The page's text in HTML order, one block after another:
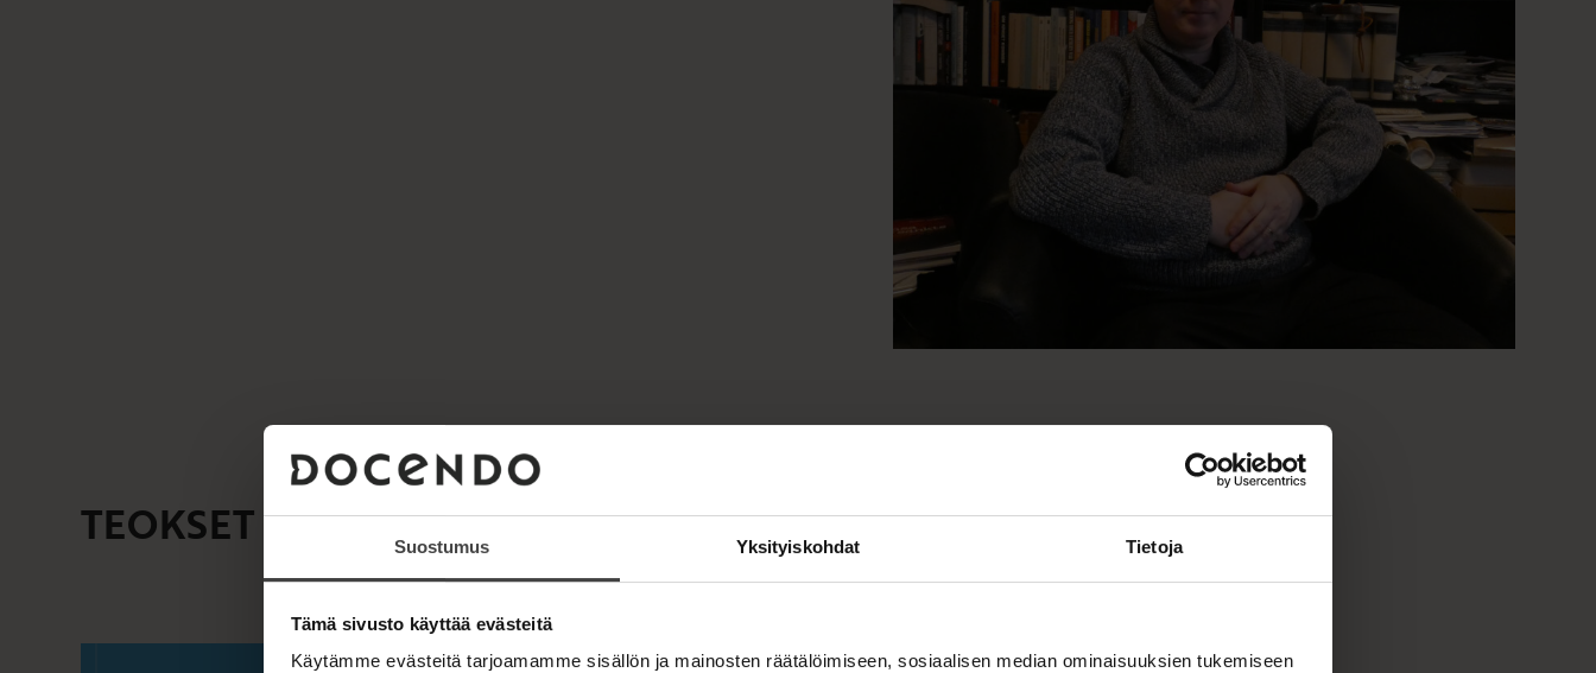
Suostumus Yksityiskohdat Tietoja
Tämä sivusto käyttää evästeitä
Käytämme evästeitä tarjoamamme sisällön ja mainosten räätälöimiseen, sosiaalisen median ominaisuuksien tukemiseen
TEOKSET